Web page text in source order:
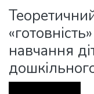
Statistics
навчання